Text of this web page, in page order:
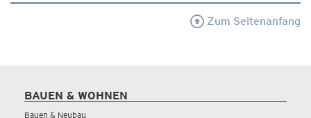
Zum Seitenanfang
BAUEN & WOHNEN
Bauen & Neubau